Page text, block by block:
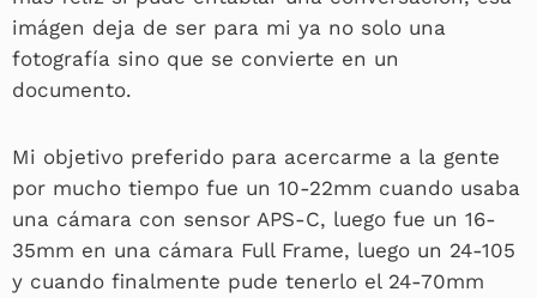
imágen deja de ser para mi ya no solo una
fotografía sino que se convierte en un
documento.
Mi objetivo preferido para acercarme a la gente
por mucho tiempo fue un 10-22mm cuando usaba
una cámara con sensor APS-C, luego fue un 16-
35mm en una cámara Full Frame, luego un 24-105
y cuando finalmente pude tenerlo el 24-70mm